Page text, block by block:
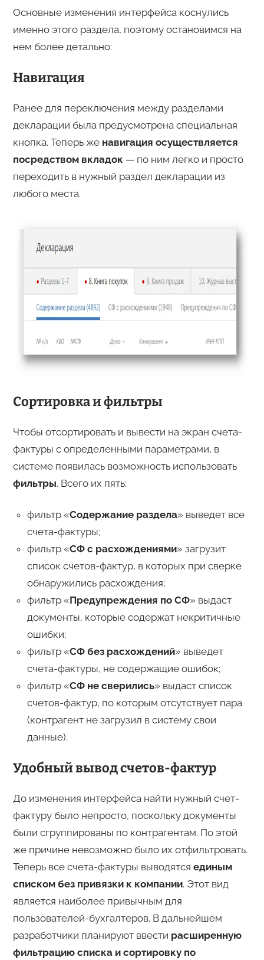
Основные изменения интерфейса коснулись
именно этого раздела, поэтому остановимся на
нем более детально:
Навигация
Ранее для переключения между разделами
декларации была предусмотрена специальная
кнопка. Теперь же навигация осуществляется
посредством вкладок — по ним легко и просто
переходить в нужный раздел декларации из
любого места.
Сортировка и фильтры
Чтобы отсортировать и вывести на экран счета-
фактуры с определенными параметрами, в
системе появилась возможность использовать
фильтры. Всего их пять:
фильтр «Содержание раздела» выведет все
счета-фактуры;
фильтр «СФ с расхождениями» загрузит
список счетов-фактур, в которых при сверке
обнаружились расхождения;
фильтр «Предупреждения по СФ» выдаст
документы, которые содержат некритичные
ошибки;
фильтр «СФ без расхождений» выведет
счета-фактуры, не содержащие ошибок;
фильтр «СФ не сверились» выдаст список
счетов-фактур, по которым отсутствует пара
(контрагент не загрузил в систему свои
данные).
Удобный вывод счетов-фактур
До изменения интерфейса найти нужный счет-
фактуру было непросто, поскольку документы
были сгруппированы по контрагентам. По этой
же причине невозможно было их отфильтровать.
Теперь все счета-фактуры выводятся единым
списком без привязки к компании. Этот вид
является наиболее привычным для
пользователей-бухгалтеров. В дальнейшем
разработчики планируют ввести расширенную
фильтрацию списка и сортировку по